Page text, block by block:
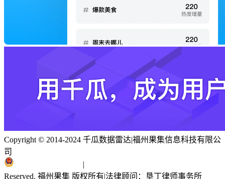
Copyright © 2014-2024 千瓜数据雷达|福州果集信息科技有限公
司
|
Reserved. 福州果集 版权所有|法律顾问：垦丁律师事务所